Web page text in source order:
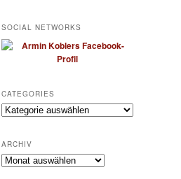
SOCIAL NETWORKS
CATEGORIES
Categories
ARCHIV
Archiv